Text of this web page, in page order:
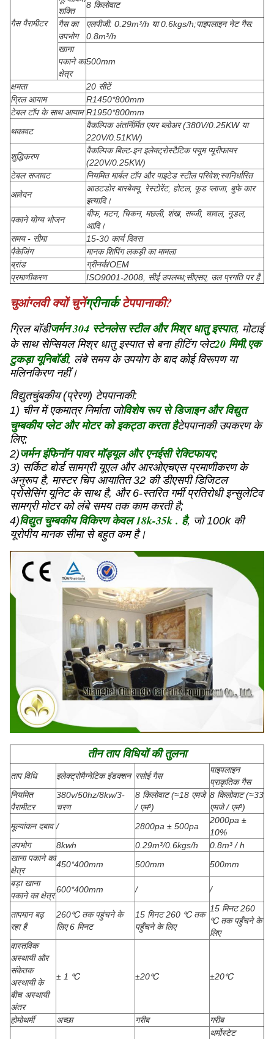
गैस पैरामीटर
शक्ति
8 किलोवाट
गैस का
उपभोग
एलपीजी: 0.29m³/h या 0.6kgs/h;पाइपलाइन नेट गैस:
0.8m³/h
खाना
पकाने का
क्षेत्र
500mm
क्षमता
20 सीटें
ग्रिल आयाम
R1450*800mm
टेबल टॉप के साथ आयाम R1950*800mm
थकावट
वैकल्पिक अंतर्निर्मित एयर ब्लोअर (380V/0.25KW या
220V/0.51KW)
शुद्धिकरण
वैकल्पिक बिल्ट-इन इलेक्ट्रोस्टैटिक फ्यूम प्यूरीफायर
(220V/0.25KW)
टेबल सजावट
नियमित मार्बल टॉप और पाइटेड स्टील परिवेश;स्वनिर्धारित
आवेदन
आउटडोर बारबेक्यू, रेस्टोरेंट, होटल, फूड प्लाजा, बुफे कार
इत्यादि।
पकाने योग्य भोजन
बीफ, मटन, चिकन, मछली, शंख, सब्जी, चावल, नूडल,
आदि।
समय - सीमा
15-30 कार्य दिवस
पैकेजिंग
मानक शिपिंग लकड़ी का मामला
ब्रांड
ग्रीनर्क/OEM
प्रमाणीकरण
ISO9001-2008, सीई उपलब्ध;सीएसए, उल प्रगति पर है
चुआंग्लवी क्यों चुनेंग्रीनार्क टेपपानाकी?
ग्रिल बॉडीजर्मन 304 स्टेनलेस स्टील और मिश्र धातु इस्पात, मोटाई
के साथ सेप्सियल मिश्र धातु इस्पात से बना हीटिंग प्लेट20 मिमी,एक
टुकड़ा यूनिबॉडी, लंबे समय के उपयोग के बाद कोई विरूपण या
मलिनकिरण नहीं।
विद्युतचुंबकीय (प्रेरण) टेपपानाकी:
1) चीन में एकमात्र निर्माता जोविशेष रूप से डिजाइन और विद्युत
चुम्बकीय प्लेट और मोटर को इकट्ठा करता हैटेपपानाकी उपकरण के
लिए;
2)जर्मन इंफिनॉन पावर मॉड्यूल और एनईसी रेक्टिफायर;
3) सर्किट बोर्ड सामग्री यूएल और आरओएचएस प्रमाणीकरण के
अनुरूप है, मास्टर चिप आयातित 32 की डीएसपी डिजिटल
प्रोसेसिंग यूनिट के साथ है, और 6-स्तरित गर्मी प्रतिरोधी इन्सुलेटिव
सामग्री मोटर को लंबे समय तक काम करती है;
4)विद्युत चुम्बकीय विकिरण केवल 18k-35k . है, जो 100k की
यूरोपीय मानक सीमा से बहुत कम है।
तीन ताप विधियों की तुलना
ताप विधि इलेक्ट्रोमैग्नेटिक इंडक्शन रसोई गैस
पाइपलाइन
प्राकृतिक गैस
नियमित
पैरामीटर
380v/50hz/8kw/3-
चरण
8 किलोवाट (≈18 एमजे
/ एम³)
8 किलोवाट (≈33
एमजे / एम³)
मूल्यांकन दबाव / 2800pa ± 500pa
2000pa ±
10%
उपभोग
8kwh 0.29m³/0.6kgs/h
0.8m³ / h
खाना पकाने का
क्षेत्र
450*400mm 500mm
500mm
बड़ा खाना
पकाने का क्षेत्र
600*400mm / /
तापमान बढ़
रहा है
260℃ तक पहुंचने के
लिए 6 मिनट
15 मिनट 260 ℃ तक
पहुँचने के लिए
15 मिनट 260
℃ तक पहुँचने के
लिए
वास्तविक
अस्थायी और
संकेतक
अस्थायी के
बीच अस्थायी
अंतर
± 1 ℃ ±20℃ ±20℃
होमोथर्मी अच्छा गरीब गरीब
थर्मोस्टेट